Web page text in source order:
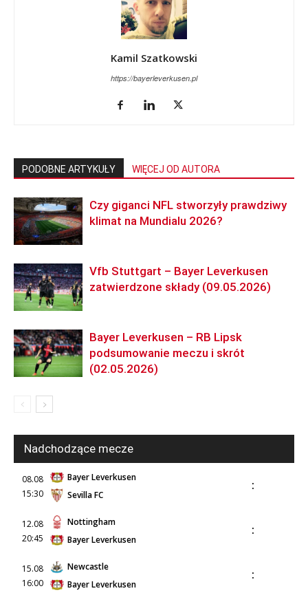
Kamil Szatkowski
https://bayerleverkusen.pl
PODOBNE ARTYKUŁY WIĘCEJ OD AUTORA
Czy giganci NFL stworzyły prawdziwy
klimat na Mundialu 2026?
Vfb Stuttgart – Bayer Leverkusen
zatwierdzone składy (09.05.2026)
Bayer Leverkusen – RB Lipsk
podsumowanie meczu i skrót
(02.05.2026)
Nadchodzące mecze
08.08
15:30
Bayer Leverkusen
Sevilla FC
:
12.08
20:45
Nottingham
Bayer Leverkusen
:
15.08
16:00
Newcastle
Bayer Leverkusen
: